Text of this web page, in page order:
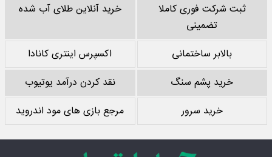
ثبت شرکت فوری کاملا
تضمینی
خرید آنلاین طلای آب شده
بالابر ساختمانی
اکسپرس اینتری کانادا
خرید پشم سنگ
نقد کردن درآمد یوتیوب
خرید سرور
مرجع بازی های مود اندروید